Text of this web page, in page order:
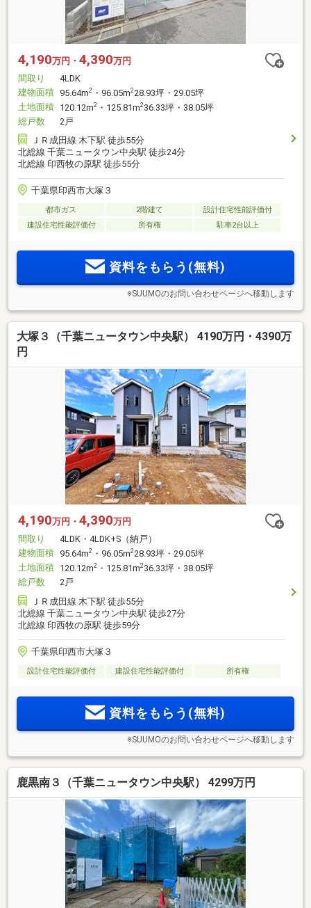
4,190万円・ 4,390万円
間取り
4LDK
建物面積 95.64m2 ・96.05m2 28.93坪・29.05坪
土地面積 120.12m2 ・125.81m2 36.33坪・38.05坪
総戸数
2戸
ＪＲ成田線 木下駅 徒歩55分
北総線 千葉ニュータウン中央駅 徒歩24分
北総線 印西牧の原駅 徒歩55分
千葉県印西市大塚３
都市ガス 2階建て
設計住宅性能評価付
建設住宅性能評価付
所有権 駐車2台以上
資料をもらう(無料)
※SUUMOのお問い合わせページへ移動します
大塚３（千葉ニュータウン中央駅） 4190万円・4390万
円
4,190万円・ 4,390万円
間取り
4LDK・4LDK+S（納戸）
建物面積 95.64m2 ・96.05m228.93坪・29.05坪
土地面積 120.12m2 ・125.81m236.33坪・38.05坪
総戸数
2戸
ＪＲ成田線 木下駅 徒歩55分
北総線 千葉ニュータウン中央駅 徒歩27分
北総線 印西牧の原駅 徒歩59分
千葉県印西市大塚３
設計住宅性能評価付 建設住宅性能評価付 所有権
資料をもらう(無料)
※SUUMOのお問い合わせページへ移動します
鹿黒南３（千葉ニュータウン中央駅） 4299万円